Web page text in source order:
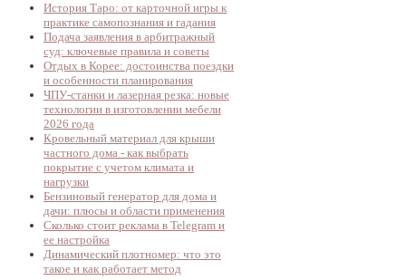
История Таро: от карточной игры к
практике самопознания и гадания
Подача заявления в арбитражный
суд: ключевые правила и советы
Отдых в Корее: достоинства поездки
и особенности планирования
ЧПУ-станки и лазерная резка: новые
технологии в изготовлении мебели
2026 года
Кровельный материал для крыши
частного дома - как выбрать
покрытие с учетом климата и
нагрузки
Бензиновый генератор для дома и
дачи: плюсы и области применения
Сколько стоит реклама в Telegram и
ее настройка
Динамический плотномер: что это
такое и как работает метод